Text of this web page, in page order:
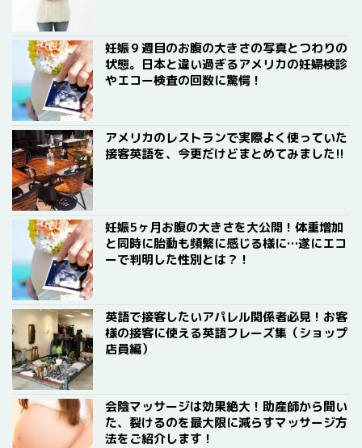
妊娠９週目のお腹の大きさの写真とつわりの
状態。日本と違い過ぎるアメリカの妊婦検診
やエコー検査の回数に驚愕！
アメリカのレストランで実際よく使っていた
接客英語を、今更だけどまとめてみました!!
妊娠5ヶ月お腹の大きさを大公開！体重増加
と同時に胎動も頻繁に感じる様に…遂にエコ
ーで判明した性別とは？！
英語で接客したいアパレル関係者必見！お客
様の接客に使える英語フレーズ集（ショップ
店員編）
会陰マッサージは効果絶大！助産師から聞い
た、裂けるのを最大限に減らすマッサージ方
法をご紹介します！